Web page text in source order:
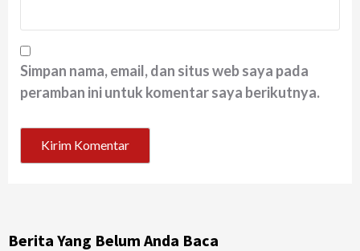
Simpan nama, email, dan situs web saya pada
peramban ini untuk komentar saya berikutnya.
Berita Yang Belum Anda Baca